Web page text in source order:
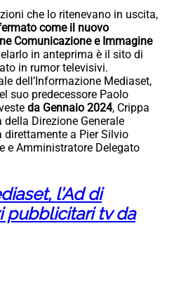
che lo ritenevano in uscita,
come il nuovo
Comunicazione e Immagine
in anteprima è il sito di
in rumor televisivi.
dell’Informazione Mediaset,
suo predecessore Paolo
da Gennaio 2024, Crippa
Direzione Generale
direttamente a Pier Silvio
e Amministratore Delegato
l’Ad di
pubblicitari tv da